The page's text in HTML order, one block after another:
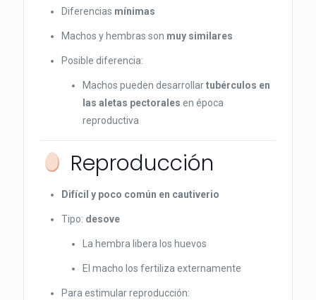
Diferencias mínimas
Machos y hembras son muy similares
Posible diferencia:
Machos pueden desarrollartubérculos en
las aletas pectorales en época
reproductiva
Reproducción
Difícil y poco común en cautiverio
Tipo: desove
La hembra libera los huevos
El macho los fertiliza externamente
Para estimular reproducción: